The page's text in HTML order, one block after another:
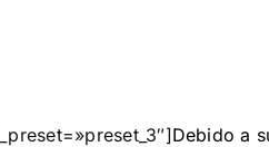
Debido a